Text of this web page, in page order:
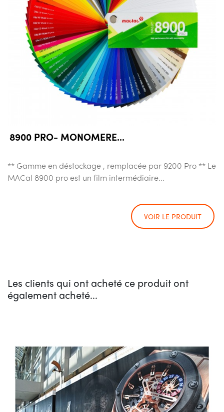
8900 PRO- MONOMERE...
** Gamme en déstockage , remplacée par 9200 Pro ** Le
MACal 8900 pro est un film intermédiaire...
VOIR LE PRODUIT
Les clients qui ont acheté ce produit ont
également acheté...